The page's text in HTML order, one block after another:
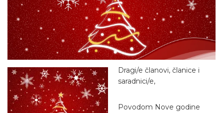
Dragi/e članovi, članice i
saradnici/e,
Povodom Nove godine